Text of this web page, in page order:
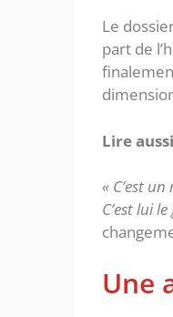
‎Le
part de
Lire
« C’est
C’est lui
‎Une